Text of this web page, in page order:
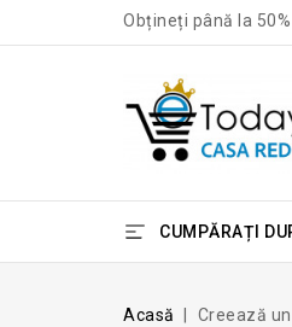
Obțineți până la
CUMPĂRAȚI
Acasă Creează